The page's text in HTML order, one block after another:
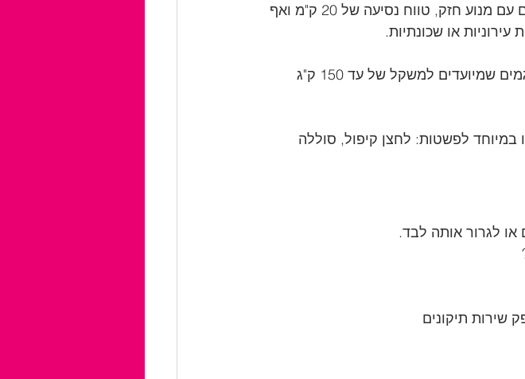
- לא נכון. ישנם דגמים עם מנוע חזק, טווח נסיעה של 20 ק"מ ואף
- גם לא נכון. יש דגמים שמיועדים למשקל של עד 150 ק"ג
במיוחד לפשטות: לחצן קיפול, סוללה